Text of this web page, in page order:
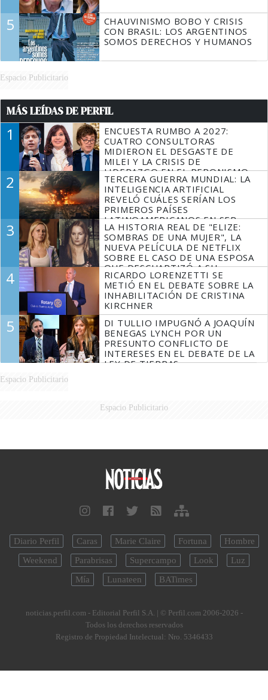
5
CHAUVINISMO BOBO Y CRISIS
CON BRASIL: LOS ARGENTINOS
SOMOS DERECHOS Y HUMANOS
Espacio Publicitario
MÁS LEÍDAS DE PERFIL
1
ENCUESTA RUMBO A 2027:
CUATRO CONSULTORAS
MIDIERON EL DESGASTE DE
MILEI Y LA CRISIS DE
LIDERAZGO EN EL PERONISMO
2
TERCERA GUERRA MUNDIAL: LA
INTELIGENCIA ARTIFICIAL
REVELÓ CUÁLES SERÍAN LOS
PRIMEROS PAÍSES
LATINOAMERICANOS EN SER
DERROTADOS
3
LA HISTORIA REAL DE "ELIZE:
SOMBRAS DE UNA MUJER", LA
NUEVA PELÍCULA DE NETFLIX
SOBRE EL CASO DE UNA ESPOSA
QUE DESCUARTIZÓ A SU
MARIDO
4
RICARDO LORENZETTI SE
METIÓ EN EL DEBATE SOBRE LA
INHABILITACIÓN DE CRISTINA
KIRCHNER
5
DI TULLIO IMPUGNÓ A JOAQUÍN
BENEGAS LYNCH POR UN
PRESUNTO CONFLICTO DE
INTERESES EN EL DEBATE DE LA
LEY DE TIERRAS
Espacio Publicitario
Espacio Publicitario
Diario Perfil Caras Marie Claire Fortuna
Hombre
Weekend
Parabrisas Supercampo Look
Luz
Mía
Lunateen BATimes
noticias.perfil.com - Editorial Perfil S.A. | © Perfil.com 2006-2026 -
Todos los derechos reservados
Registro de Propiedad Intelectual: Nro. 5346433